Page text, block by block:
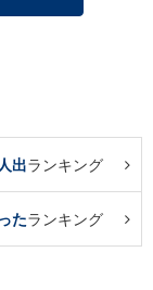
出ランキング
たランキング